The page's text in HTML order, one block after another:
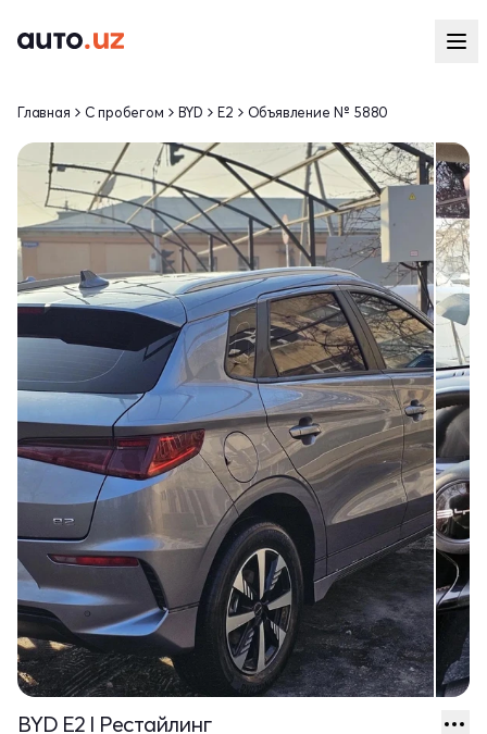
Главная С пробегом BYD E2 Объявление № 5880
BYD E2 I Рестайлинг